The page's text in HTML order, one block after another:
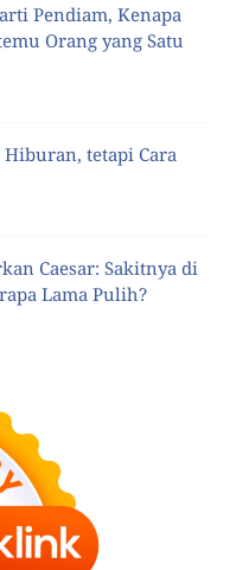
Pendiam, Kenapa
Orang yang Satu
tetapi Cara
Caesar: Sakitnya di
Lama Pulih?